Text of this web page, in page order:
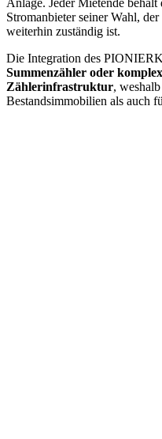
Anlage. Jeder Mietende
Stromanbieter seiner Wahl,
weiterhin zuständig ist.
Die Integration des
Summenzähler oder
Zählerinfrastruktur,
Bestandsimmobilien als auch